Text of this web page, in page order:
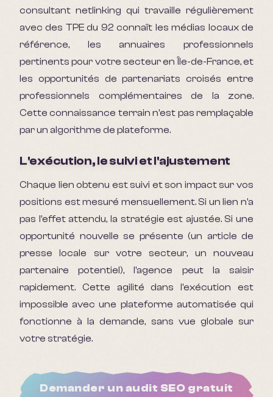
consultant netlinking qui travaille régulièrement
avec des TPE du 92 connaît les médias locaux de
référence, les annuaires professionnels
pertinents pour votre secteur en Île-de-France, et
les opportunités de partenariats croisés entre
professionnels complémentaires de la zone.
Cette connaissance terrain n'est pas remplaçable
par un algorithme de plateforme.
L'exécution, le suivi et l'ajustement
Chaque lien obtenu est suivi et son impact sur vos
positions est mesuré mensuellement. Si un lien n'a
pas l'effet attendu, la stratégie est ajustée. Si une
opportunité nouvelle se présente (un article de
presse locale sur votre secteur, un nouveau
partenaire potentiel), l'agence peut la saisir
rapidement. Cette agilité dans l'exécution est
impossible avec une plateforme automatisée qui
fonctionne à la demande, sans vue globale sur
votre stratégie.
Demander un audit SEO gratuit